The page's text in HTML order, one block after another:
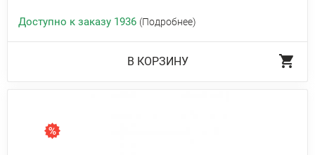
Доступно к заказу 1936 (Подробнее)
В КОРЗИНУ